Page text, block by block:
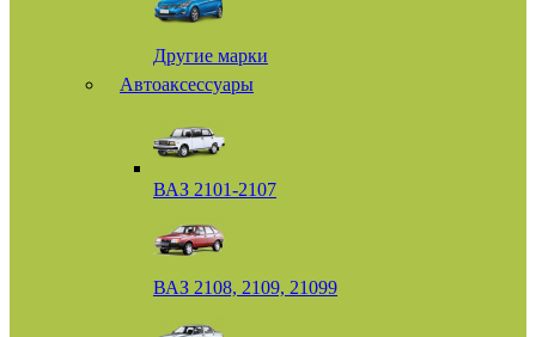
Другие марки
Автоаксессуары
ВАЗ 2101-2107
ВАЗ 2108, 2109, 21099